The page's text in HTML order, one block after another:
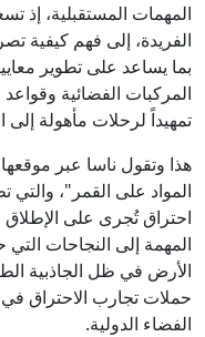
المهمات المستقبلية، إذ
الفريدة، إلى فهم كيفية
بما يساعد على تطوير
المركبات الفضائية
تمهيداً لرحلات مأهولة إلى
هذا وتقول ناسا عبر
احتراق تُجرى على
المهمة إلى النجاحات
الأرض في ظل الجاذبية
حملات تجارب الاحتراق
الفضاء الدولية.